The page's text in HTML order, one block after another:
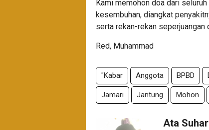
Kami memohon doa dari
kesembuhan, diangkat
serta rekan-rekan seperjuangan
Red, Muhammad
"Kabar Anggota BPBD
Jamari Jantung Mohon
Ata